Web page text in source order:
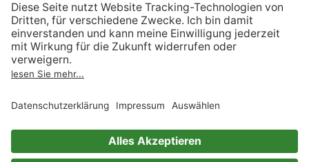
Informationen nach Data
Act
Verträge hier kündigen
Impressum
Immer ein gutes Buch